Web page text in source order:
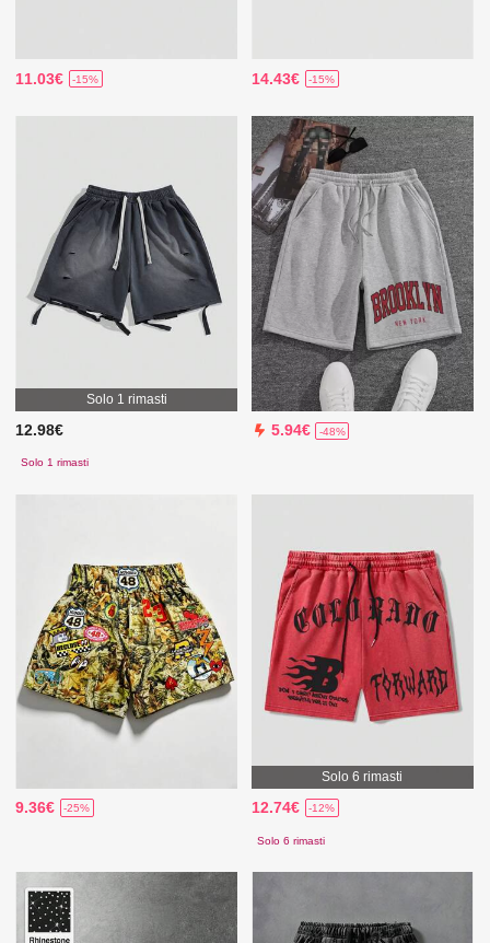
11.03€ -15% 14.43€ -15%
Solo 1 rimasti
12.98€
Solo 1 rimasti
5.94€ -48%
9.36€ -25%
Solo 6 rimasti
12.74€ -12%
Solo 6 rimasti